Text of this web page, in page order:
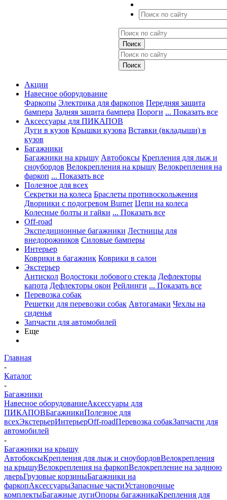
Акции
Навесное оборудование
Фаркопы Электрика для фаркопов Передняя защита
бампера Задняя защита бампера Пороги ... Показать все
Аксессуары для ПИКАПОВ
Дуги в кузов Крышки кузова Вставки (вкладыши) в
кузов
Багажники
Багажники на крышу Автобоксы Крепления для лыж и
сноубордов Велокрепления на крышу Велокрепления на
фаркоп ... Показать все
Полезное для всех
Секретки на колеса Браслеты противоскольжения
Дворники с подогревом Burner Цепи на колеса
Колесные болты и гайки ... Показать все
Off-road
Экспедиционные багажники Лестницы для
внедорожников Силовые бамперы
Интерьер
Коврики в багажник Коврики в салон
Экстерьер
Антискол Водостоки лобового стекла Дефлекторы
капота Дефлекторы окон Рейлинги ... Показать все
Перевозка собак
Решетки для перевозки собак Автогамаки Чехлы на
сиденья
Запчасти для автомобилей
Еще
Главная
-
Каталог
-
Багажники
Навесное оборудованиеАксессуары для
ПИКАПОВБагажникиПолезное для
всехЭкстерьерИнтерьерOff-roadПеревозка собакЗапчасти для
автомобилей
-
Багажники на крышу
АвтобоксыКрепления для лыж и сноубордовВелокрепления
на крышуВелокрепления на фаркопВелокрепление на заднюю
дверьГрузовые корзиныБагажники на
фаркопАксессуарыЗапасные частиУстановочные
комплектыБагажные дугиОпоры багажникаКрепления для